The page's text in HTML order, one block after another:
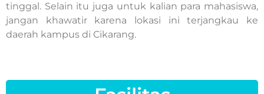
tinggal. Selain itu juga untuk kalian para mahasiswa,
jangan khawatir karena lokasi ini terjangkau ke
daerah kampus di Cikarang.